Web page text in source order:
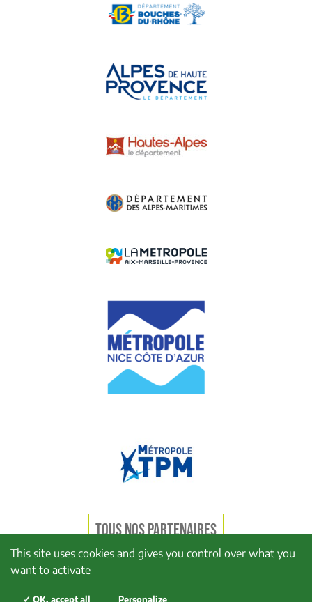
TOUS NOS PARTENAIRES
This site uses cookies and gives you control over what you
want to activate
✓ OK, accept all Personalize